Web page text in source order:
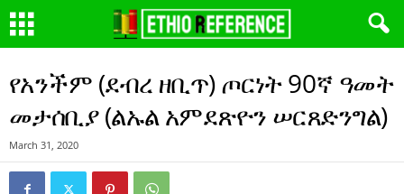
የአንችም (ደብረ ዘቢጥ) ጦርነት 90ኛ ዓመት
መታሰቢያ (ልኡል አምደጽዮን ሠርጸድንግል)
March 31, 2020